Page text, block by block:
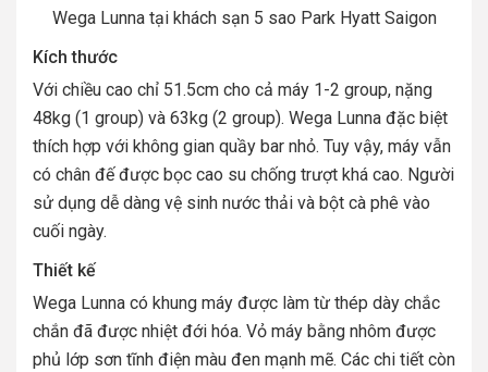
Wega Lunna tại khách sạn 5 sao Park Hyatt Saigon
Kích thước
Với chiều cao chỉ 51.5cm cho cả máy 1-2 group, nặng
48kg (1 group) và 63kg (2 group). Wega Lunna đặc biệt
thích hợp với không gian quầy bar nhỏ. Tuy vậy, máy vẫn
có chân đế được bọc cao su chống trượt khá cao. Người
sử dụng dễ dàng vệ sinh nước thải và bột cà phê vào
cuối ngày.
Thiết kế
Wega Lunna có khung máy được làm từ thép dày chắc
chắn đã được nhiệt đới hóa. Vỏ máy bằng nhôm được
phủ lớp sơn tĩnh điện màu đen mạnh mẽ. Các chi tiết còn